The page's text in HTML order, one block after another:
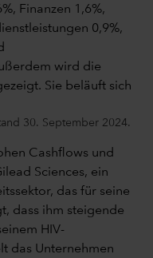
30. September 2024.
Cashflows und
Sciences, ein
das für seine
dass ihm steigende
HIV-
das Unternehmen